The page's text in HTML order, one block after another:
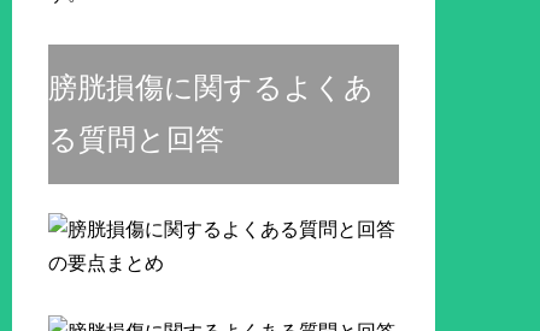
膀胱損傷に関するよくあ
る質問と回答